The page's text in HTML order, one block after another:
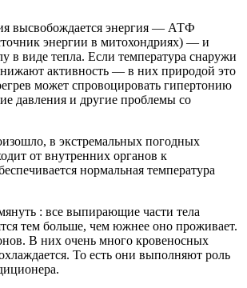
высвобождается энергия — АТФ
энергии в митохондриях) — и
в виде тепла. Если температура снаружи
активность — в них природой это
может спровоцировать гипертонию
давления и другие проблемы со
в экстремальных погодных
от внутренних органов к
нормальная температура
: все выпирающие части тела
тем больше, чем южнее оно проживает.
В них очень много кровеносных
То есть они выполняют роль